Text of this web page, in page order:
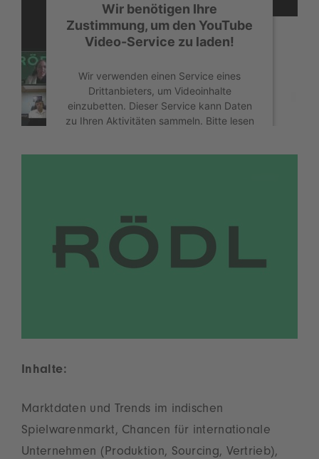
Wir benötigen Ihre
Zustimmung, um den YouTube
Video-Service zu laden!
Wir verwenden einen Service eines
Drittanbieters, um Videoinhalte
einzubetten. Dieser Service kann Daten
zu Ihren Aktivitäten sammeln. Bitte lesen
Akzeptieren
powered by
Usercentrics Consent
Inhalte:
Marktdaten und Trends im indischen
Spielwarenmarkt, Chancen für internationale
Unternehmen (Produktion, Sourcing, Vertrieb),